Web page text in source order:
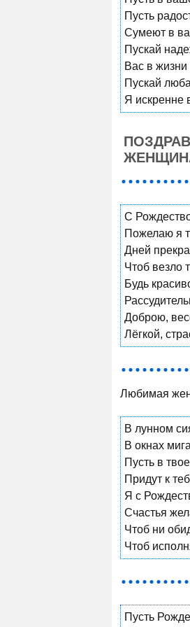
Пусть
Сумеют в
Пускай
Вас в жизни
Пускай
Я искренне
С
Пожелаю я
Дней
Чтоб везло
Будь
Доброю,
Лёгкой,
Любимая
В лунном
В окнах
Пусть в
Придут к
Я с
Счастья
Чтоб ни
Чтоб
Пусть